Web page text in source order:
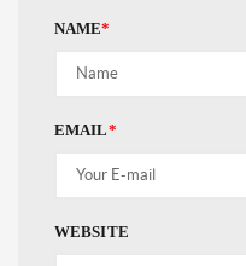
NAME*
EMAIL*
WEBSITE